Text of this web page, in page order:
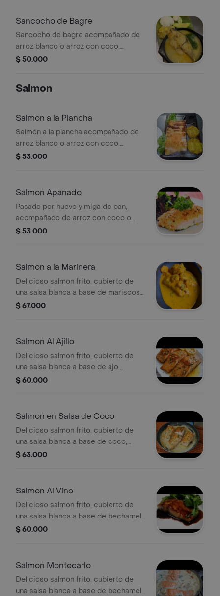
Sancocho de Bagre
Sancocho de bagre acompañado de
arroz blanco o arroz con coco,
ensalada y patacón.
$ 50.000
Salmon
Salmon a la Plancha
Salmón a la plancha acompañado de
arroz blanco o arroz con coco,
ensalada, patacones y sancocho de
$ 53.000
Salmon Apanado
Pasado por huevo y miga de pan,
acompañado de arroz con coco o
blanco, ensalada, patacon y sancocho
$ 53.000
Salmon a la Marinera
Delicioso salmon frito, cubierto de
una salsa blanca a base de mariscos y
camarones, acompañado de arroz
$ 67.000
Salmon Al Ajillo
Delicioso salmon frito, cubierto de
una salsa blanca a base de ajo,
acompañado de arroz blanco o arroz
$ 60.000
Salmon en Salsa de Coco
Delicioso salmon frito, cubierto de
una salsa blanca a base de coco,
acompañado de arroz blanco o arroz
$ 63.000
Salmon Al Vino
Delicioso salmon frito, cubierto de
una salsa blanca a base de bechamel
y vino, acompañado de arroz blanco o
$ 60.000
Salmon Montecarlo
Delicioso salmon frito, cubierto de
una salsa blanca a base de bechamel,